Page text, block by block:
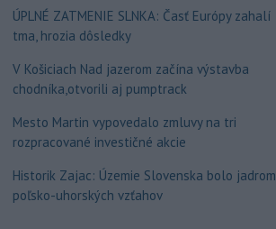
ÚPLNÉ ZATMENIE SLNKA: Časť Európy zahalí
tma, hrozia dôsledky
V Košiciach Nad jazerom začína výstavba
chodníka,otvorili aj pumptrack
Mesto Martin vypovedalo zmluvy na tri
rozpracované investičné akcie
Historik Zajac: Územie Slovenska bolo jadrom
poľsko-uhorských vzťahov